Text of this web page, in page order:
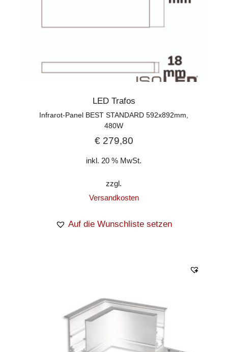
LED Trafos
Infrarot-Panel BEST STANDARD 592x892mm,
480W
€279,80
inkl. 20 % MwSt.
zzgl.
Versandkosten
Auf die Wunschliste setzen